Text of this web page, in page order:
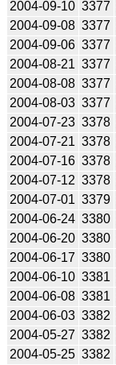
2004-09-10 3377
2004-09-08 3377
2004-09-06 3377
2004-08-21 3377
2004-08-08 3377
2004-08-03 3377
2004-07-23 3378
2004-07-21 3378
2004-07-16 3378
2004-07-12 3378
2004-07-01 3379
2004-06-24 3380
2004-06-20 3380
2004-06-17 3380
2004-06-10 3381
2004-06-08 3381
2004-06-03 3382
2004-05-27 3382
2004-05-25 3382